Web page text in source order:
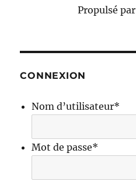
Propulsé par
CONNEXION
Nom d’utilisateur*
Mot de passe*